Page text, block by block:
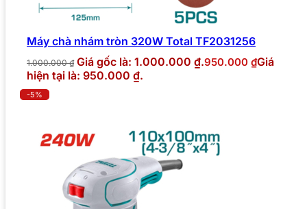
Máy chà nhám tròn 320W Total TF2031256
1.000.000₫ Giá gốc là: 1.000.000 ₫.950.000 ₫Giá
hiện tại là: 950.000 ₫.
-5%